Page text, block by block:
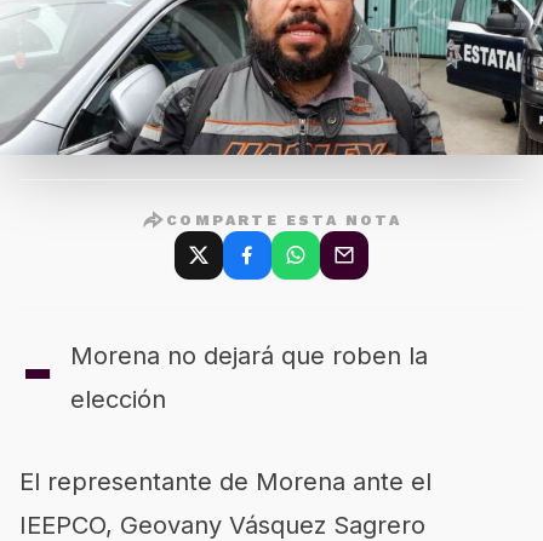
COMPARTE ESTA NOTA
-
Morena no dejará que roben la
elección
El representante de Morena ante el
IEEPCO, Geovany Vásquez Sagrero